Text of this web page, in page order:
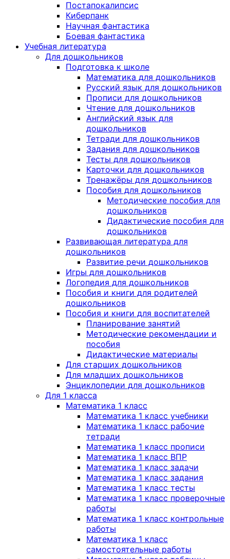
Постапокалипсис
Киберпанк
Научная фантастика
Боевая фантастика
Учебная литература
Для дошкольников
Подготовка к школе
Математика для дошкольников
Русский язык для дошкольников
Прописи для дошкольников
Чтение для дошкольников
Английский язык для
дошкольников
Тетради для дошкольников
Задания для дошкольников
Тесты для дошкольников
Карточки для дошкольников
Тренажёры для дошкольников
Пособия для дошкольников
Методические пособия для
дошкольников
Дидактические пособия для
дошкольников
Развивающая литература для
дошкольников
Развитие речи дошкольников
Игры для дошкольников
Логопедия для дошкольников
Пособия и книги для родителей
дошкольников
Пособия и книги для воспитателей
Планирование занятий
Методические рекомендации и
пособия
Дидактические материалы
Для старших дошкольников
Для младших дошкольников
Энциклопедии для дошкольников
Для 1 класса
Математика 1 класс
Математика 1 класс учебники
Математика 1 класс рабочие
тетради
Математика 1 класс прописи
Математика 1 класс ВПР
Математика 1 класс задачи
Математика 1 класс задания
Математика 1 класс тесты
Математика 1 класс проверочные
работы
Математика 1 класс контрольные
работы
Математика 1 класс
самостоятельные работы